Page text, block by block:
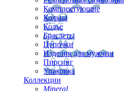
Комплектующие
Кольца
Колье
Браслеты
Цепочки
Изделия для мужчин
Пирсинг
Упаковка
Коллекции
Mineral